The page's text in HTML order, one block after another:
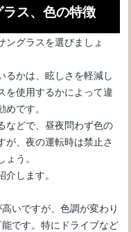
ングラスの選び方を解説
ス、色の特徴
ングラスを選びましょ
るかは、眩しさを軽減し
を使用するかによって違
です。
などで、昼夜問わず色の
が、夜の運転時は禁止さ
う。
します。
いですが、色調が変わり
です。特にドライブなど